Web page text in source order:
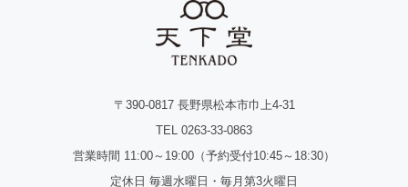
〒390-0817 長野県松本市巾上4-31
TEL 0263-33-0863
営業時間 11:00～19:00（予約受付10:45～18:30）
定休日 毎週水曜日・毎月第3火曜日